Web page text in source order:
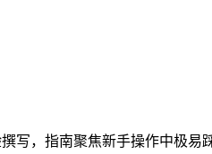
写，指南聚焦新手操作中极易